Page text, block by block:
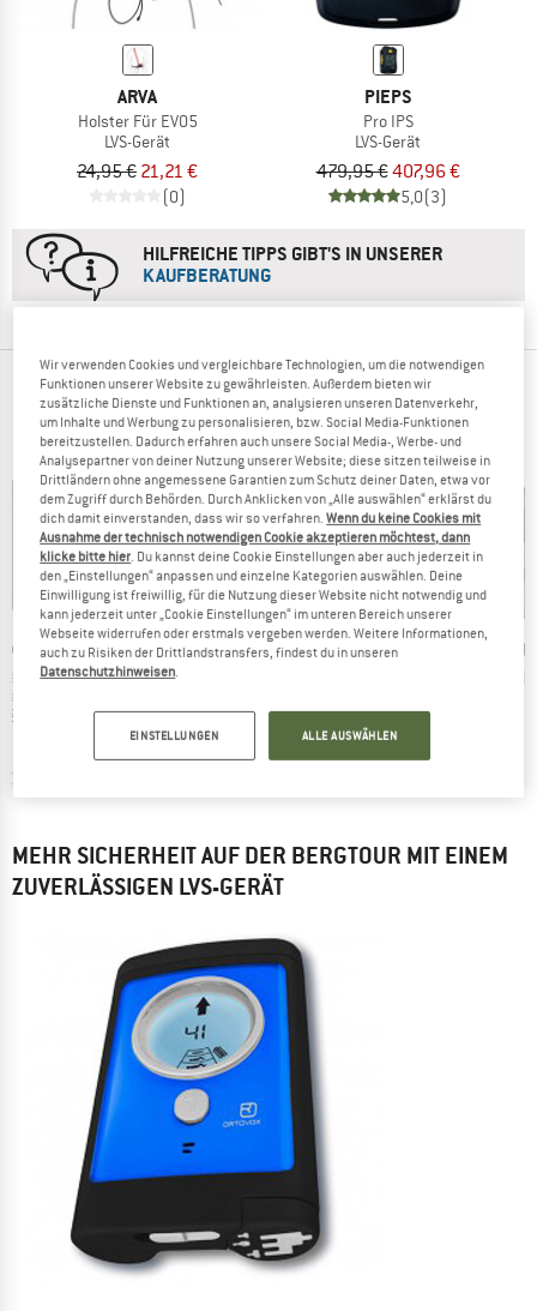
ARVA
Holster Für EVO5
LVS-Gerät
24,95 € 21,21 €
(0)
PIEPS
Pro IPS
LVS-Gerät
479,95 €407,96 €
5,0(3)
HILFREICHE TIPPS GIBT'S IN UNSERER
KAUFBERATUNG
BELIEBTESTE PRODUKTE IN
LAWINENAUSRÜSTUNG
28 Zip
€
MARKE
ORTOVOX
Artikel
Avabag Litric Tour 30 Zip
Preis
119,95 €
MARKE
ORTOVOX
Preis
119,95 € reduzierter Preis
ab83,97 €
Rabatt
bis 30%
Avabag
MEHR SICHERHEIT AUF DER BERGTOUR MIT EINEM
ZUVERLÄSSIGEN LVS-GERÄT
Wir verwenden Cookies und vergleichbare Technologien, um die notwendigen
Funktionen unserer Website zu gewährleisten. Außerdem bieten wir
zusätzliche Dienste und Funktionen an, analysieren unseren Datenverkehr,
um Inhalte und Werbung zu personalisieren, bzw. Social Media-Funktionen
bereitzustellen. Dadurch erfahren auch unsere Social Media-, Werbe- und
Analysepartner von deiner Nutzung unserer Website; diese sitzen teilweise in
Drittländern ohne angemessene Garantien zum Schutz deiner Daten, etwa vor
dem Zugriff durch Behörden. Durch Anklicken von „Alle auswählen“ erklärst du
dich damit einverstanden, dass wir so verfahren.Wenn du keine Cookies mit
Ausnahme der technisch notwendigen Cookie akzeptieren möchtest, dann
klicke bitte hier. Du kannst deine Cookie Einstellungen aber auch jederzeit in
den „Einstellungen“ anpassen und einzelne Kategorien auswählen. Deine
Einwilligung ist freiwillig, für die Nutzung dieser Website nicht notwendig und
kann jederzeit unter „Cookie Einstellungen“ im unteren Bereich unserer
Webseite widerrufen oder erstmals vergeben werden. Weitere Informationen,
auch zu Risiken der Drittlandstransfers, findest du in unseren
Datenschutzhinweisen.
EINSTELLUNGEN ALLE AUSWÄHLEN